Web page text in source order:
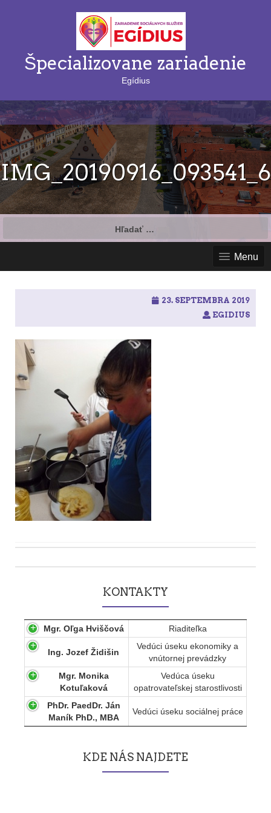
Špecializovane zariadenie
Egídius
IMG_20190916_093541_6
Menu
23. SEPTEMBRA 2019
EGIDIUS
navigation
KONTAKTY
Mgr. Oľga Hviščová Riaditeľka
Ing. Jozef Židišin
Vedúci úseku ekonomiky a
vnútornej prevádzky
Mgr. Monika
Kotuľaková
Vedúca úseku
opatrovateľskej starostlivosti
PhDr. PaedDr. Ján
Maník PhD., MBA
Vedúci úseku sociálnej práce
KDE NÁS NAJDETE